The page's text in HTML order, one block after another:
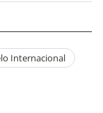
Internacional